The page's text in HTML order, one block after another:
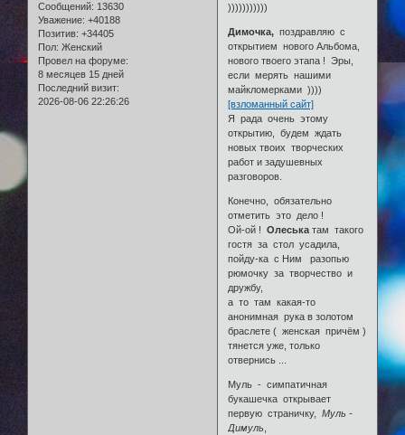
Сообщений: 13630
Уважение: +40188
Позитив: +34405
Пол: Женский
Провел на форуме:
8 месяцев 15 дней
Последний визит:
2026-08-06 22:26:26
)))))))))))
Димочка, поздравляю с
открытием нового Альбома,
нового твоего этапа ! Эры,
если мерять нашими
майкломерками ))))
[взломанный сайт]
Я рада очень этому
открытию, будем ждать
новых твоих творческих
работ и задушевных
разговоров.
Конечно, обязательно
отметить это дело !
Ой-ой !Олеськатам такого
гостя за стол усадила,
пойду-ка с Ним разопью
рюмочку за творчество и
дружбу,
а то там какая-то
анонимная рука в золотом
браслете ( женская причём )
тянется уже, только
отвернись ...
Муль - симпатичная
букашечка открывает
первую страничку,Муль -
Димуль